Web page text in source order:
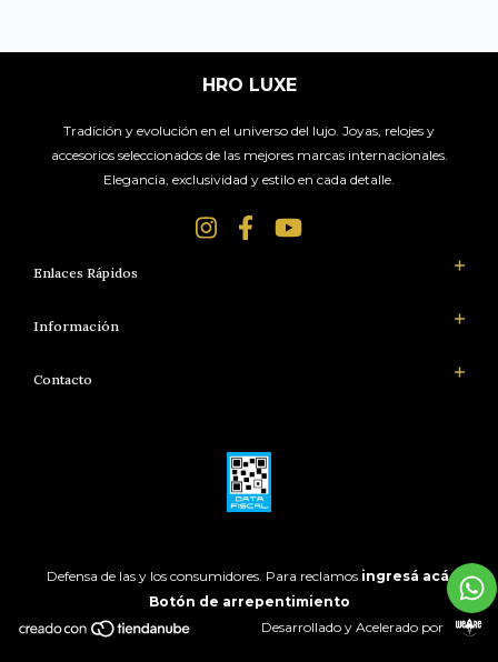
HRO LUXE
Tradición y evolución en el universo del lujo. Joyas, relojes y
accesorios seleccionados de las mejores marcas internacionales.
Elegancia, exclusividad y estilo en cada detalle.
Enlaces Rápidos
Información
Contacto
Defensa de las y los consumidores. Para reclamos ingresá acá.
Botón de arrepentimiento
Desarrollado y Acelerado por